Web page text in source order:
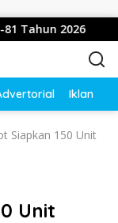
2026
Iklan
Siapkan 150 Unit
Unit